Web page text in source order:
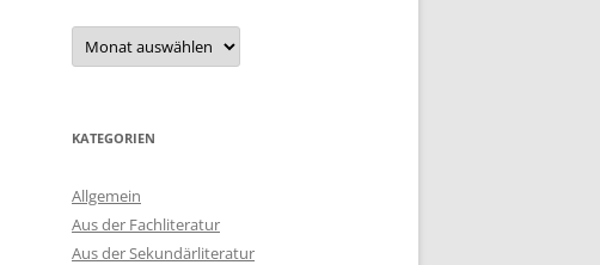
Archiv
KATEGORIEN
Allgemein
Aus der Fachliteratur
Aus der Sekundärliteratur